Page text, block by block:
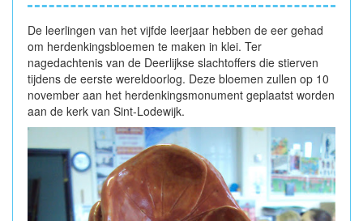
De leerlingen van het vijfde leerjaar hebben de eer gehad
om herdenkingsbloemen te maken in klei. Ter
nagedachtenis van de Deerlijkse slachtoffers die stierven
tijdens de eerste wereldoorlog. Deze bloemen zullen op 10
november aan het herdenkingsmonument geplaatst worden
aan de kerk van Sint-Lodewijk.